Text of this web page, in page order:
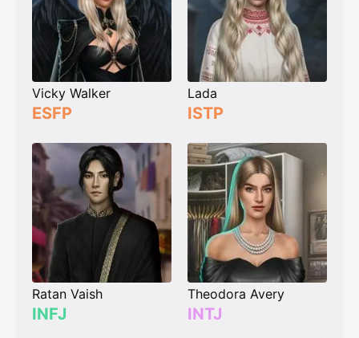
Vicky Walker
ESFP
Lada
ISTP
Ratan Vaish
INFJ
Theodora Avery
INTJ